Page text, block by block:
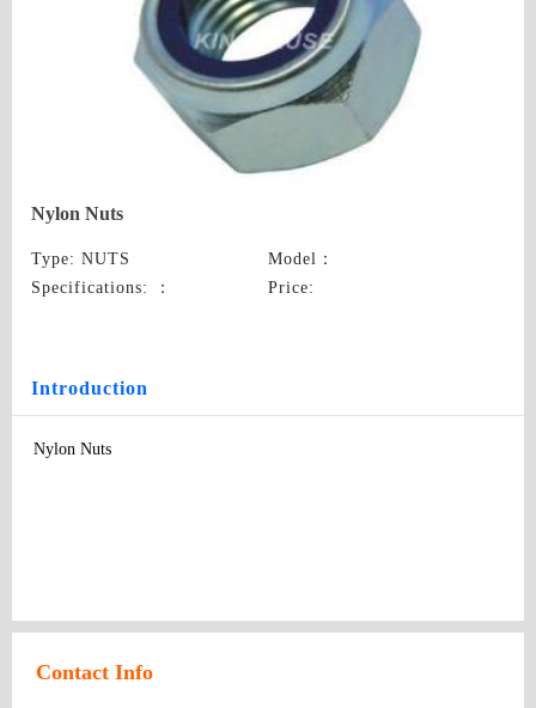
Nylon Nuts
Type: NUTS Model ：
Specifications:
： Price:
Introduction
Nylon Nuts
Contact Info